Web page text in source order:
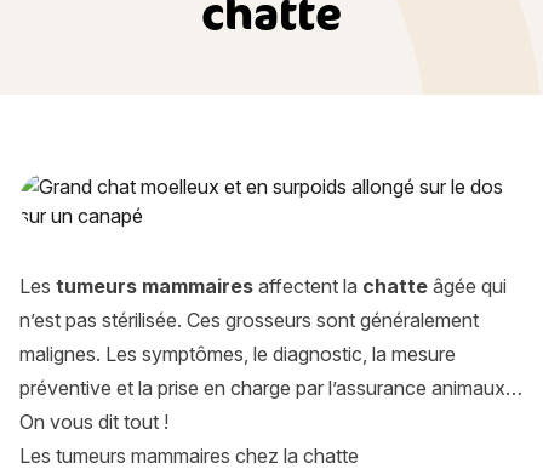
chatte
Mon chat a une boule : les tumeurs mammaires chez la
Les tumeurs mammaires affectent la chatte âgée qui
n’est pas stérilisée. Ces grosseurs sont généralement
malignes. Les symptômes, le diagnostic, la mesure
préventive et la prise en charge par l’assurance animaux…
On vous dit tout !
Les tumeurs mammaires chez la chatte